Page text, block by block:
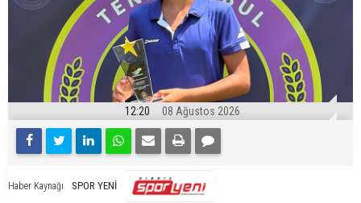
12:20 08 Ağustos 2026
Haber Kaynağı SPOR YENİ